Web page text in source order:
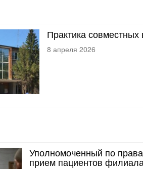
Практика
8 апреля 2026
Уполномоченный по
прием пациентов